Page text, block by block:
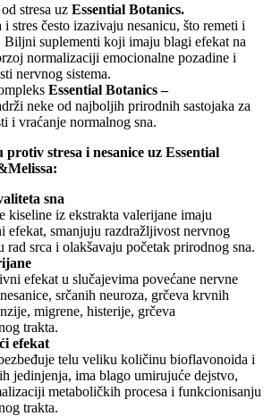
stresa uz Essential Botanics.
stres često izazivaju nesanicu, što remeti i
suplementi koji imaju blagi efekat na
normalizaciji emocionalne pozadine i
nervnog sistema.
Essential Botanics –
neke od najboljih prirodnih sastojaka za
i vraćanje normalnog sna.
stresa i nesanice uz Essential
sna
kiseline iz ekstrakta valerijane imaju
efekat, smanjuju razdražljivost nervnog
rad srca i olakšavaju početak prirodnog sna.
efekat u slučajevima povećane nervne
srčanih neuroza, grčeva krvnih
migrene, histerije, grčeva
trakta.
efekat
telu veliku količinu bioflavonoida i
jedinjenja, ima blago umirujuće dejstvo,
metaboličkih procesa i funkcionisanju
trakta.